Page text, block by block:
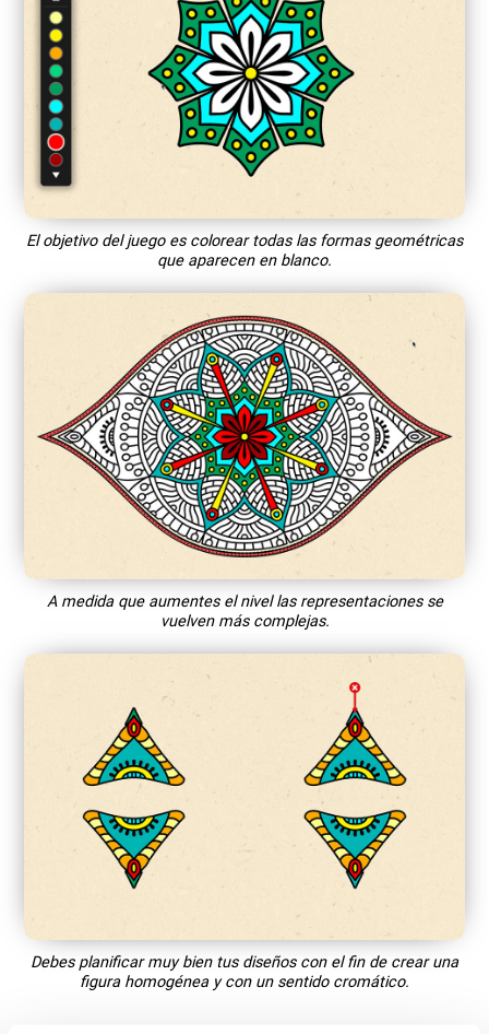
El objetivo del juego es colorear todas las formas geométricas
que aparecen en blanco.
A medida que aumentes el nivel las representaciones se
vuelven más complejas.
Debes planificar muy bien tus diseños con el fin de crear una
figura homogénea y con un sentido cromático.